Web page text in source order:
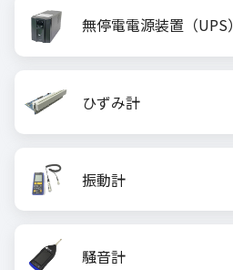
無停電電源装置（UPS）
ひずみ計
振動計
騒音計